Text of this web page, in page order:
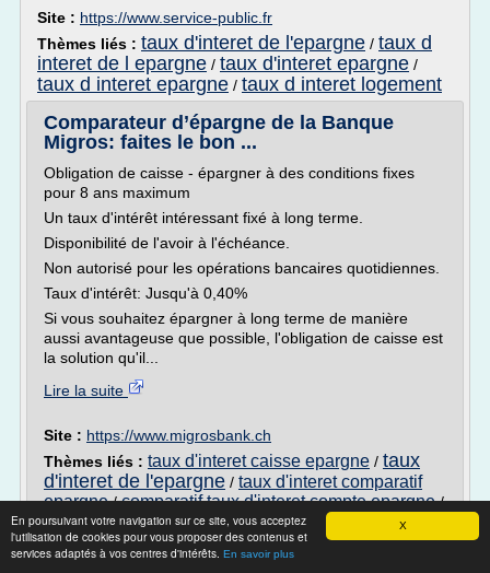
X
En poursuivant votre navigation sur ce site, vous acceptez
l'utilisation de cookies pour vous proposer des contenus et
services adaptés à vos centres d'intérêts. En savoir plus
Site : https://www.service-public.fr
Thèmes liés : taux d'interet de l'epargne / taux d
interet de l epargne / taux d'interet epargne /
taux d interet epargne / taux d interet logement
Comparateur d’épargne de la Banque
Migros: faites le bon ...
Obligation de caisse - épargner à des conditions fixes
pour 8 ans maximum
Un taux d'intérêt intéressant fixé à long terme.
Disponibilité de l'avoir à l'échéance.
Non autorisé pour les opérations bancaires quotidiennes.
Taux d'intérêt: Jusqu'à 0,40%
Si vous souhaitez épargner à long terme de manière
aussi avantageuse que possible, l'obligation de caisse est
la solution qu'il...
Lire la suite
Site : https://www.migrosbank.ch
Thèmes liés : taux d'interet caisse epargne / taux
d'interet de l'epargne / taux d'interet comparatif
epargne/comparatif taux d'interet compte epargne/
taux d'interet epargne
pourquoi un bas taux d'intérêt favorise